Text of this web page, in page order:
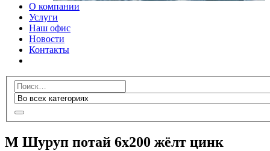
О компании
Услуги
Наш офис
Новости
Контакты
М Шуруп потай 6х200 жёлт цинк